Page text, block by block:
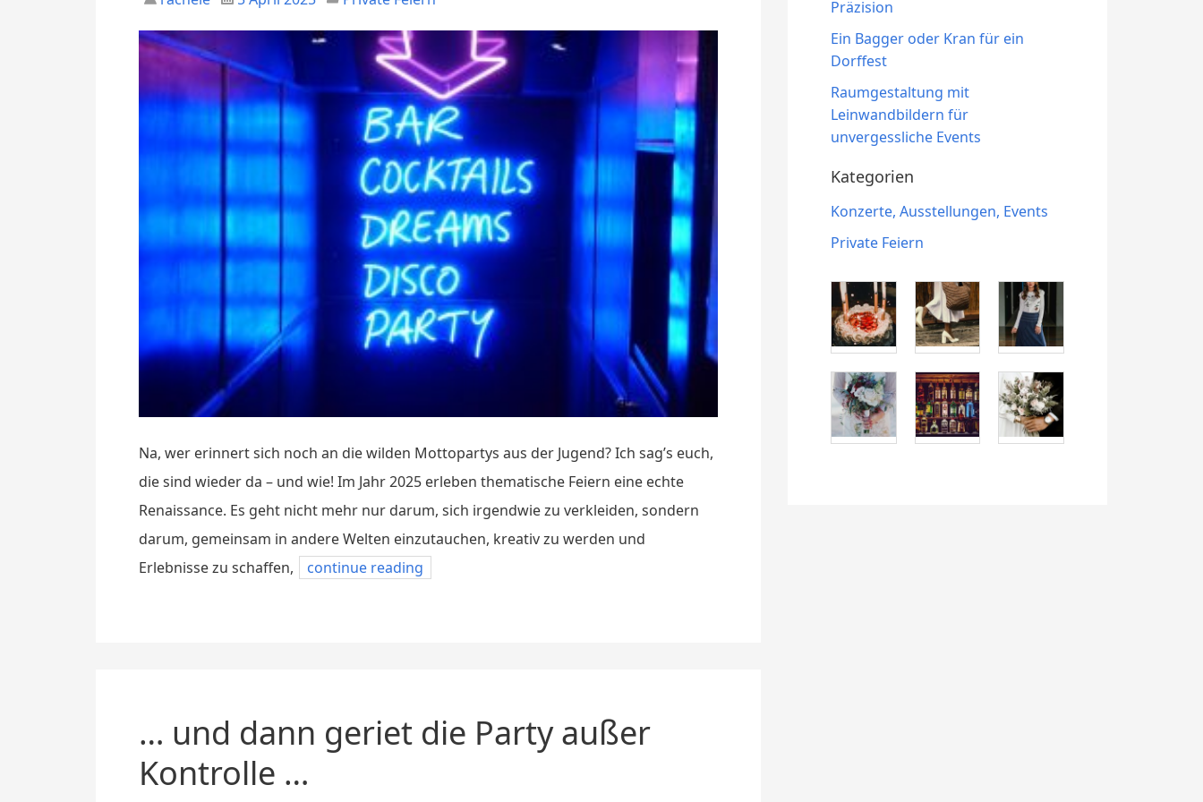
Na, wer erinnert sich noch an die wilden Mottopartys aus der Jugend? Ich sag’s euch,
die sind wieder da – und wie! Im Jahr 2025 erleben thematische Feiern eine echte
Renaissance. Es geht nicht mehr nur darum, sich irgendwie zu verkleiden, sondern
darum, gemeinsam in andere Welten einzutauchen, kreativ zu werden und
Erlebnisse zu schaffen,
continue reading
… und dann geriet die Party außer
Kontrolle …
Präzision
Ein Bagger oder Kran für ein
Dorffest
Raumgestaltung mit
Leinwandbildern für
unvergessliche Events
Kategorien
Konzerte, Ausstellungen, Events
Private Feiern